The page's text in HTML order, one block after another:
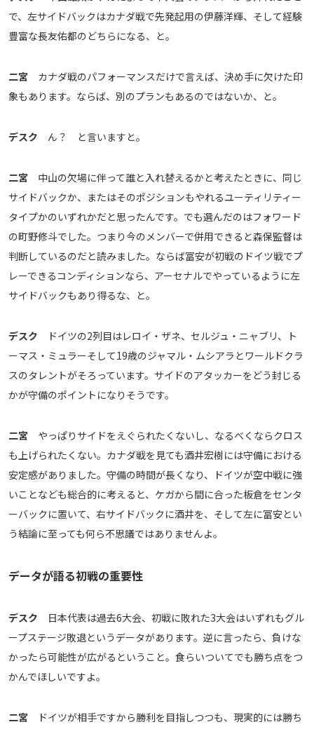
で、左サイドバックはカナダ戦で先発起用の伊藤洋輝、そして経験
豊富な長友佑都のどちらになる、と。
二宮 カナダ戦のパフォーマンスだけで言えば、決め手に欠けた印
象もあります。ならば、別のプランもあるのではないか、と。
デスク ん？ と言いますと。
二宮 中山の欠場に伴って誰と入れ替えるかと考えたときに、同じ
サイドバックか、またはそのポジションもやれるユーティリティー
タイプかのいずれかだと思ったんです。でも選んだのはフォワード
の町野修斗でした。つまり今のメンバーで併用できると森保監督は
判断しているのだと読みました。ならば冨安が初戦のドイツ戦でプ
レーできるコンディションなら、アーセナルでやっているように左
サイドバックもあり得るな、と。
デスク ドイツの2列目はレロイ・ザネ、セルジュ・ニャブリ、ト
ーマス・ミュラーそして19歳のジャマル・ムシアラとワールドクラ
スのタレントがそろっています。サイドのアタッカーをどう封じる
かが守備のポイントになりそうです。
二宮 やっぱりサイドをえぐられたくないし、なるべくならクロス
も上げられたくない。カナダ戦を見ても酒井宏樹には守備における
安定感がありました。守備の時間が長くなり、ドイツが空中戦に強
いことなども総合的に考えると、ケガから間に合った板倉をセンタ
ーバックに置いて、右サイドバックに酒井を、そして左に冨安とい
う結論に至っても何ら不思議ではありませんよ。
データが語る初戦の重要性
デスク 日本代表は過去6大会、初戦に敗れた3大会はいずれもグル
ープステージ敗退というデータがあります。逆に言ったら、負けな
かったら可能性が広がるということ。食らいついてでも勝ち点をつ
かんでほしいですよ。
二宮 ドイツが相手ですから勝利を目指しつつも、現実的には勝ち